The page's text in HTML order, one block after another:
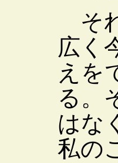
そ
広く
えを
る。
はな
私の